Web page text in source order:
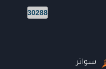
30288
سواتر